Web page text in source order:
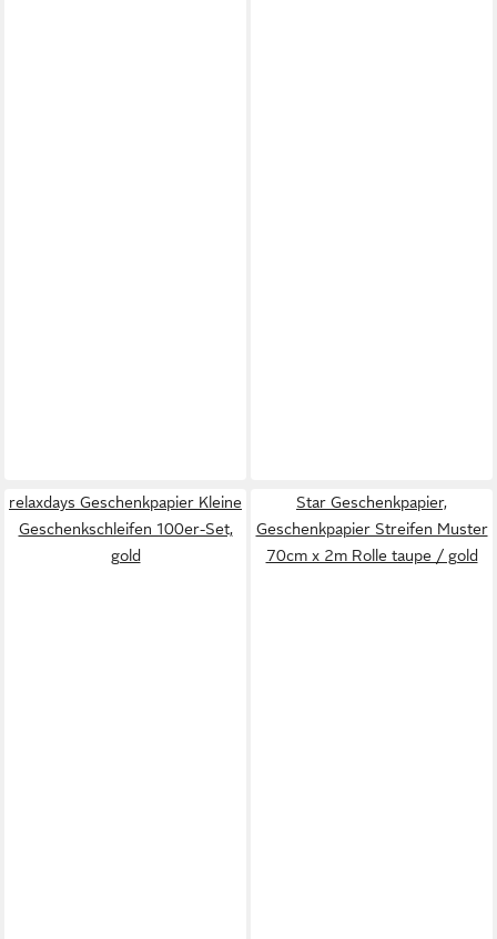
relaxdays Geschenkpapier Kleine
Geschenkschleifen 100er-Set,
gold
Star Geschenkpapier,
Geschenkpapier Streifen Muster
70cm x 2m Rolle taupe / gold